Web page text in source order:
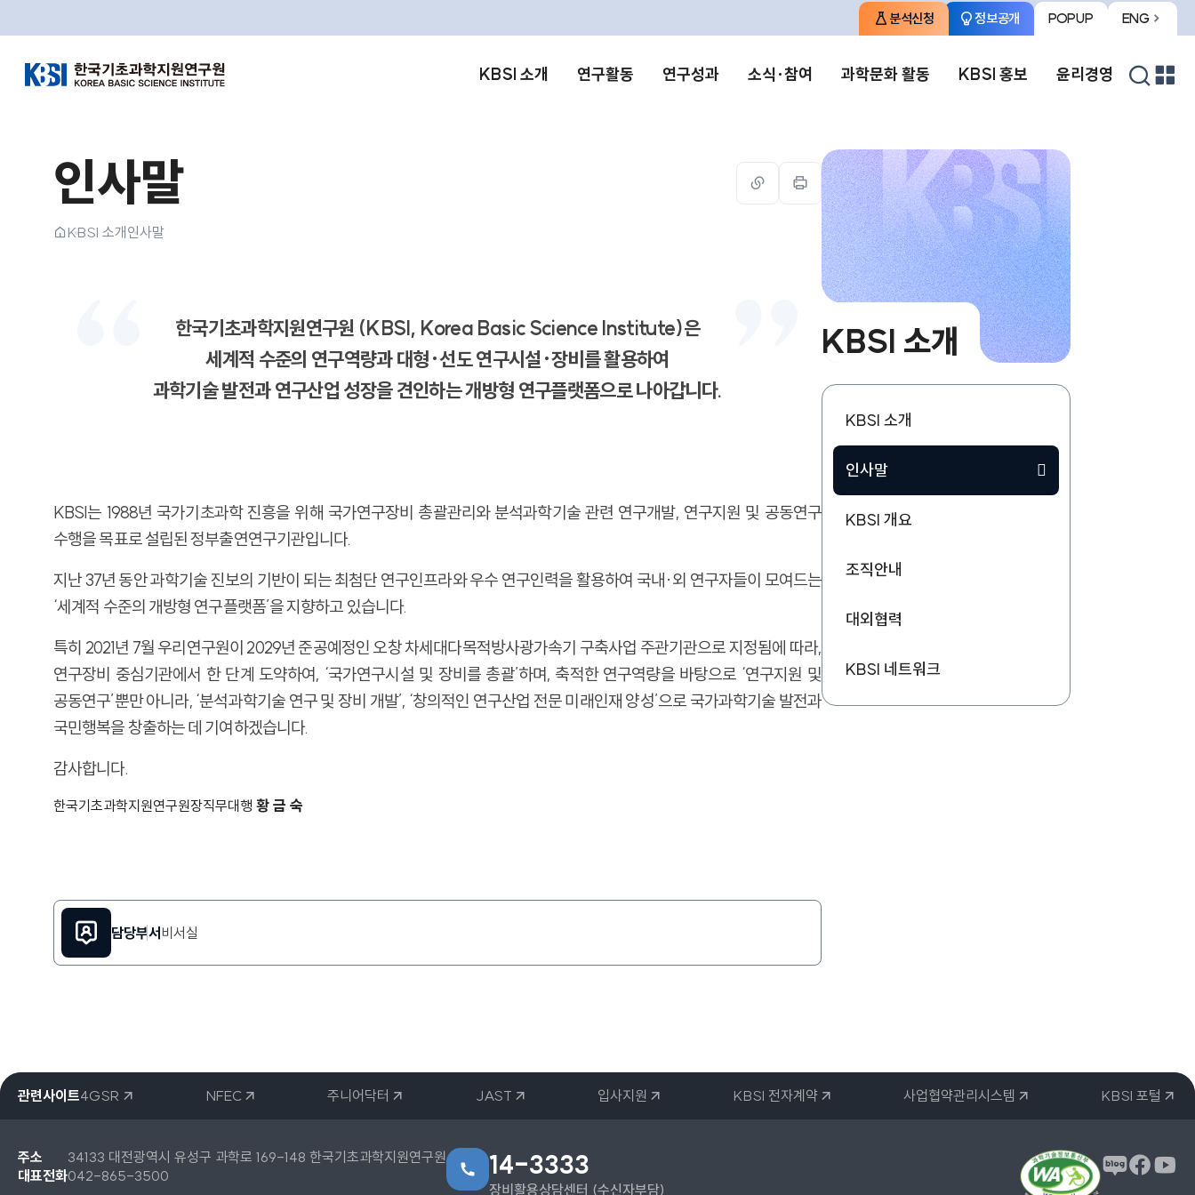
분석신청 정보공개 POPUP
팝업존
ENG
영문사이트로
한국기초과학지원연구원 KBSI 소개 연구활동 연구성과 소식·참여 과학문화 활동 KBSI 홍보 윤리경영
검
인사말
url
프린트하기
홈
KBSI 소개 인사말
한국기초과학지원연구원 (KBSI, Korea Basic Science Institute)은
세계적 수준의 연구역량과대형·선도 연구시설·장비를 활용하여
과학기술 발전과 연구산업 성장을 견인하는개방형 연구플랫폼으로 나아갑니다.
KBSI는 1988년 국가기초과학 진흥을 위해 국가연구장비 총괄관리와 분석과학기술 관련 연구개발, 연구지원 및 공동연구
수행을 목표로 설립된 정부출연연구기관입니다.
지난 37년 동안 과학기술 진보의 기반이 되는 최첨단 연구인프라와 우수 연구인력을 활용하여 국내·외 연구자들이 모여드는
‘세계적 수준의 개방형 연구플랫폼’을 지향하고 있습니다.
특히 2021년 7월 우리연구원이 2029년 준공예정인 오창 차세대다목적방사광가속기 구축사업 주관기관으로 지정됨에 따라,
연구장비 중심기관에서 한 단계 도약하여, ‘국가연구시설 및 장비를 총괄’하며, 축적한 연구역량을 바탕으로 ‘연구지원 및
공동연구’뿐만 아니라, ‘분석과학기술 연구 및 장비 개발’, ‘창의적인 연구산업 전문 미래인재 양성’으로 국가과학기술 발전과
국민행복을 창출하는 데 기여하겠습니다.
감사합니다.
한국기초과학지원연구원장직무대행 황 금 숙
담당부서비서실
KBSI 소개
KBSI 소개
인사말
KBSI 개요
조직안내
대외협력
KBSI 네트워크
관련사이트4GSR NFEC 주니어닥터 JAST 입사지원 KBSI 전자계약 사업협약관리시스템 KBSI 포털
주소
34133 대전광역시 유성구 과학로 169-148 한국기초과학지원연구원
대표전화042-865-3500 14-3333
장비활용상담센터 (수신자부담)
블로그
페